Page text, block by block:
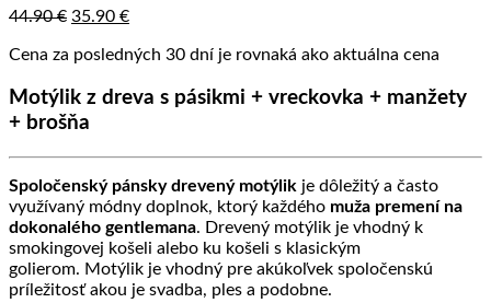
44.90€ Pôvodná
bola:
35.90 €Aktuálna
je:
Cena za posledných 30 dní je rovnaká ako aktuálna cena
Motýlik z dreva s pásikmi + vreckovka + manžety
+ brošňa
Spoločenský pánsky drevený motýlik je dôležitý a často
využívaný módny doplnok, ktorý každého muža premení na
dokonalého gentlemana. Drevený motýlik je vhodný k
smokingovej košeli alebo ku košeli s klasickým
golierom. Motýlik je vhodný pre akúkoľvek spoločenskú
príležitosť akou je svadba, ples a podobne.